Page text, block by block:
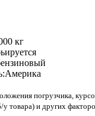
кг
Америка
погрузчика,
у товара) и других